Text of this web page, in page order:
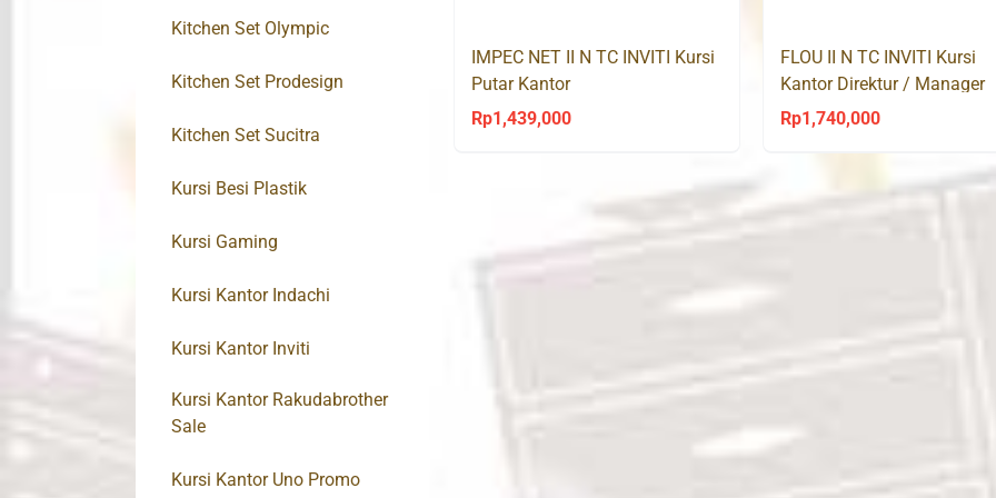
IMPEC NET II N TC INVITI Kursi
Putar Kantor
Rp1,439,000
FLOU II N TC INVITI Kursi
Kantor Direktur / Manager
Rp1,740,000
Kitchen Set Olympic
Kitchen Set Prodesign
Kitchen Set Sucitra
Kursi Besi Plastik
Kursi Gaming
Kursi Kantor Indachi
Kursi Kantor Inviti
Kursi Kantor Rakudabrother
Sale
Kursi Kantor Uno Promo